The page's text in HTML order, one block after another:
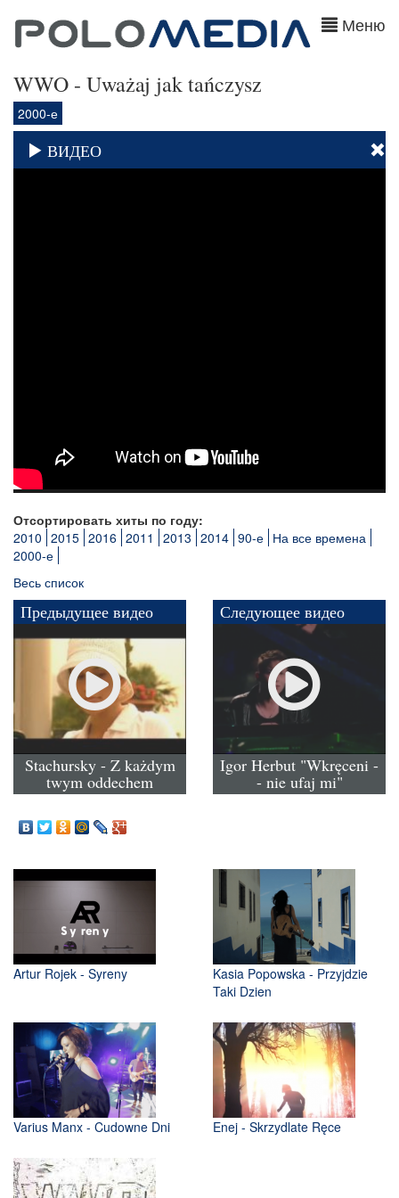
Меню
WWO - Uważaj jak tańczysz
2000-е
ВИДЕО
Отсортировать хиты по году:
2010 2015 2016 2011 2013 2014 90-е На все времена
2000-е
Весь список
Предыдущее видео
Stachursky - Z każdym
twym oddechem
Следующее видео
Igor Herbut "Wkręceni -
- nie ufaj mi"
Artur Rojek - Syreny
Kasia Popowska - Przyjdzie
Taki Dzien
Varius Manx - Cudowne Dni Enej - Skrzydlate Ręce